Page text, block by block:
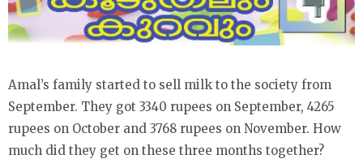
Amal’s family started to sell milk to the society from
September. They got 3340 rupees on September, 4265
rupees on October and 3768 rupees on November. How
much did they get on these three months together?